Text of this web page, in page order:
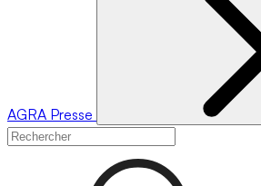
AGRA Presse